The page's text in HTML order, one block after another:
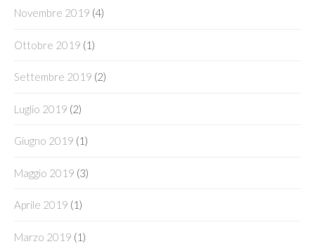
Novembre 2019 (4)
Ottobre 2019 (1)
Settembre 2019 (2)
Luglio 2019 (2)
Giugno 2019 (1)
Maggio 2019 (3)
Aprile 2019 (1)
Marzo 2019 (1)